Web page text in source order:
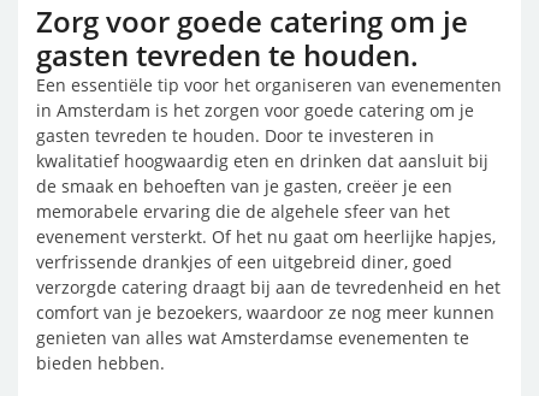
Zorg voor goede catering om je
gasten tevreden te houden.
Een essentiële tip voor het organiseren van evenementen
in Amsterdam is het zorgen voor goede catering om je
gasten tevreden te houden. Door te investeren in
kwalitatief hoogwaardig eten en drinken dat aansluit bij
de smaak en behoeften van je gasten, creëer je een
memorabele ervaring die de algehele sfeer van het
evenement versterkt. Of het nu gaat om heerlijke hapjes,
verfrissende drankjes of een uitgebreid diner, goed
verzorgde catering draagt bij aan de tevredenheid en het
comfort van je bezoekers, waardoor ze nog meer kunnen
genieten van alles wat Amsterdamse evenementen te
bieden hebben.